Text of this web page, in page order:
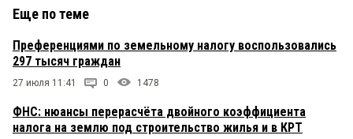
Еще по теме
Преференциями по земельному налогу воспользовались
297 тысяч граждан
27 июля 11:41 0 1478
ФНС: нюансы перерасчёта двойного коэффициента
налога на землю под строительство жилья и в КРТ